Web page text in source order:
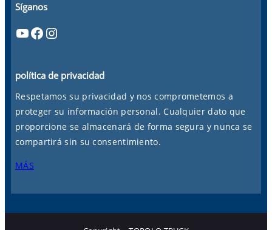
Síganos
YouTube Facebook Instagram
política de privacidad
Respetamos su privacidad y nos comprometemos a
proteger su información personal. Cualquier dato que
proporcione se almacenará de forma segura y nunca se
compartirá sin su consentimiento.
MÁS